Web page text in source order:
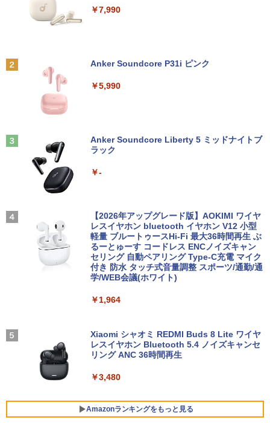
【★最大100%ポイント】【新生活応援・
937/Celeron 3865U/メモリ:4GB/8GB/S
￥9,999
8GB Windows11 中古パソコン 富士通
東芝 NEC HP DELL等 ノートpc Office
付き WIFI Bluetooth 激安PC 安いパソコ
ン
￥9,999
e i5 8265U メモリー8GB 高速SSD128G
B 無線LAN B5サイズ モバイル フルHD
液晶 ノートパソコン【中古】【30日保
office付き TVチューナー PC 本体 送料込
6 Lite ミニPC Intel® Core i5-12600H 1
￥109,799
￥189,800
【展示品・代引不可】 富士通 FUJITSU
ズ F77 27型 / Core i7-1260P / メモリ 16
￥229,800
deon 8060S /128GB+2TB SSD/ 1 х HD
MI ・2 х USB4・2 х USB4 V2 /2 х 10Gb
￥6,300
2
モバイルディスプレイ 自立型 1920*1080
薄型 軽量 持ち運び 壁掛けに対応 Switc
￥8,980
Hzリフレッシュレート sRGB99% 1670
万色 300nits ΔE＜1 低ブルーライト 大
画面 TÜV認証 目にやさしい 調整可能な
スタンド VESA
￥12,580
D/IPS/HDMI/DP/ブルーライト軽減プラ
ス/フリッカーフリー/ティルト機能/24型/
24インチ相当 PCモニター
￥13,896
5 大好評！【お買い得な2台同時購入セッ
￥14,729
￥1,320
プ)
￥2,200
【幼児ドリル部門ランキング第1位】 学
決定版「七田式プリントC」
￥7,990
Anker Soundcore P31i ピンク
￥5,990
Anker Soundcore Liberty 5 ミッドナイトブ
ラック
￥-
【2026年アップグレード版】AOKIMI ワイヤ
レスイヤホン bluetooth イヤホン V12 小型
軽量 ブルートゥースHi-Fi 最大36時間再生 ぶ
るーとゅーす コードレス ENCノイズキャン
セリング 自動ペアリング Type-C充電 マイク
付き 防水 タッチ式音量調整 スポーツ/通勤/通
学/WEB会議(ホワイト)
￥1,964
Xiaomi シャオミ REDMI Buds 8 Lite ワイヤ
レスイヤホン Bluetooth 5.4 ノイズキャンセ
リング ANC 36時間再生
￥3,480
Amazonランキングをもっと見る